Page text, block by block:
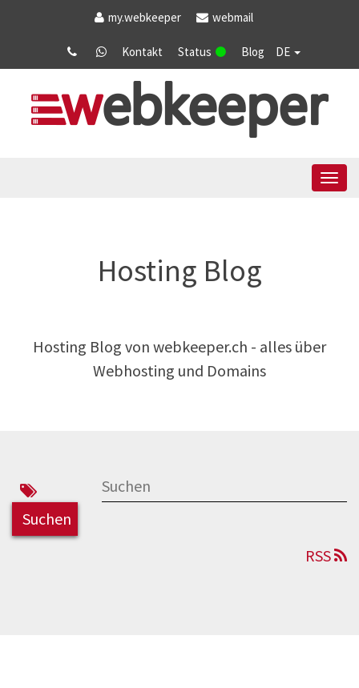
my.webkeeper webmail
Kontakt Status Blog DE
Hosting Blog
Hosting Blog von webkeeper.ch - alles über
Webhosting und Domains
RSS